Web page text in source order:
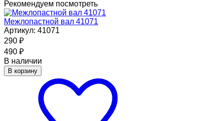
Рекомендуем посмотреть
Межлопастной вал 41071
Артикул: 41071
290 ₽
490 ₽
В наличии
В корзину